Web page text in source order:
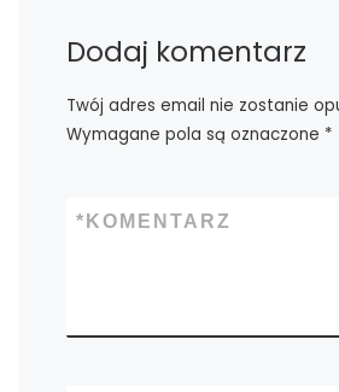
Dodaj komentarz
Twój adres email nie zostanie
Wymagane pola są oznaczone *
KOMENTARZ
*